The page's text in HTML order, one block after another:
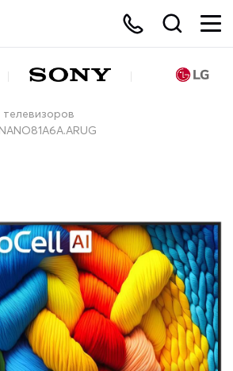
телевизоров